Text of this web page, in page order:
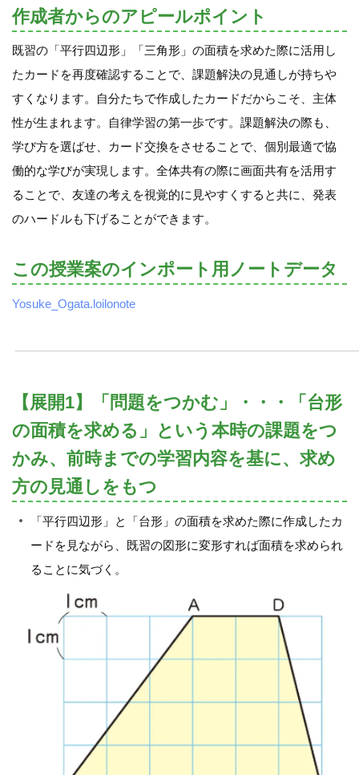
作成者からのアピールポイント
既習の「平行四辺形」「三角形」の面積を求めた際に活用し
たカードを再度確認することで、課題解決の見通しが持ちや
すくなります。自分たちで作成したカードだからこそ、主体
性が生まれます。自律学習の第一歩です。課題解決の際も、
学び方を選ばせ、カード交換をさせることで、個別最適で協
働的な学びが実現します。全体共有の際に画面共有を活用す
ることで、友達の考えを視覚的に見やすくすると共に、発表
のハードルも下げることができます。
この授業案のインポート用ノートデータ
Yosuke_Ogata.loilonote
【展開1】「問題をつかむ」・・・「台形
の面積を求める」という本時の課題をつ
かみ、前時までの学習内容を基に、求め
方の見通しをもつ
「平行四辺形」と「台形」の面積を求めた際に作成したカ
ードを見ながら、既習の図形に変形すれば面積を求められ
ることに気づく。